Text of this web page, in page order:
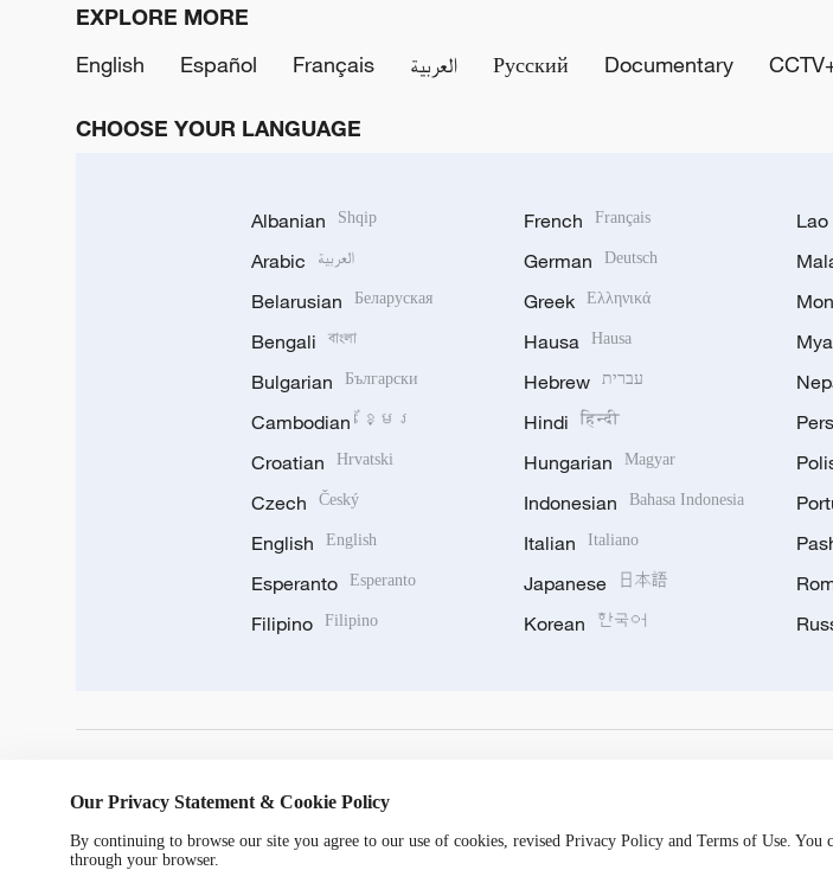
EXPLORE MORE
English
Español Français العربية Русский Documentary
CHOOSE YOUR LANGUAGE
Albanian Shqip
Arabic العربية
Belarusian Беларуская
Bengali বাংলা
Bulgarian Български
Cambodian ខ្មែរ
Croatian Hrvatski
Czech Český
English English
Esperanto Esperanto
Filipino Filipino
French Français
German Deutsch
Greek Ελληνικά
Hausa Hausa
Hebrew עברית
Hindi हिन्दी
Hungarian Magyar
Indonesian Bahasa Indonesia
Italian Italiano
Japanese 日本語
Korean 한국어
Lao
Our Privacy Statement & Cookie Policy
By continuing to browse our site you agree to our use of cookies, revised Privacy Policy and Terms of Use. You
through your browser.